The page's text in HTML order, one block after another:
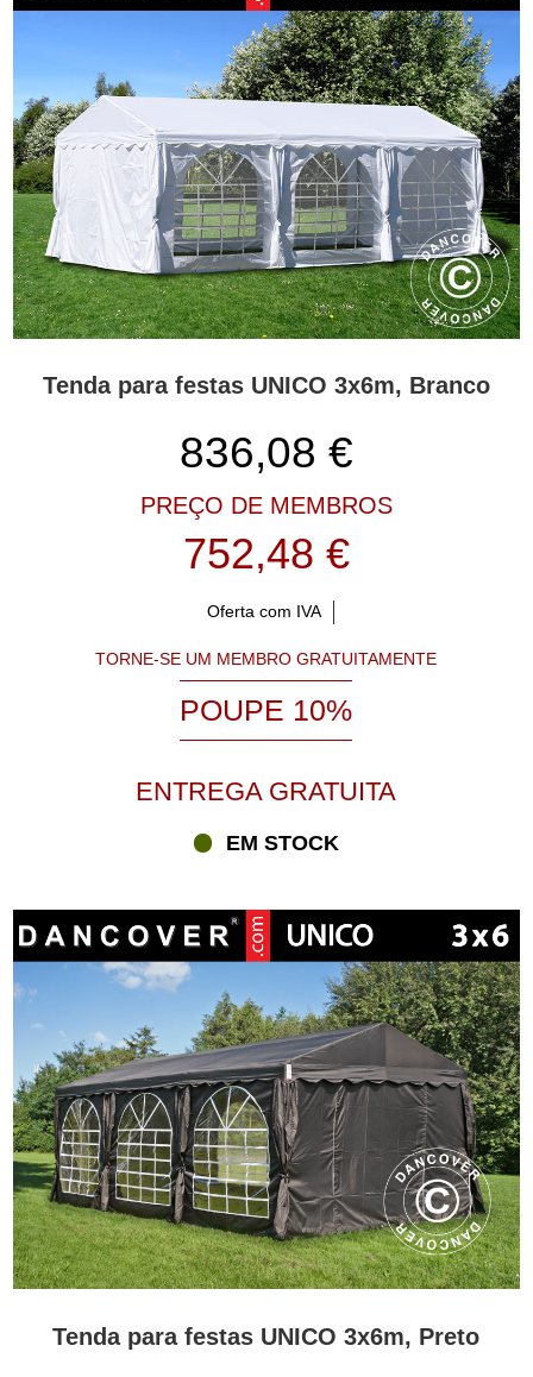
Tenda para festas UNICO 3x6m, Branco
836,08 €
PREÇO DE MEMBROS
752,48 €
Oferta com IVA
TORNE-SE UM MEMBRO GRATUITAMENTE
POUPE 10%
ENTREGA GRATUITA
EM STOCK
Tenda para festas UNICO 3x6m, Preto